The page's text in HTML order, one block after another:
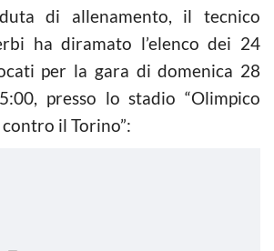
di allenamento, il tecnico
ha diramato l’elenco dei 24
per la gara di domenica 28
presso lo stadio “Olimpico
contro il Torino”: